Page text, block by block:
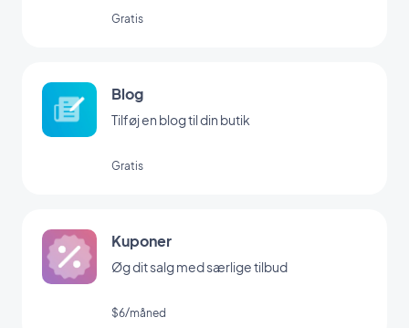
Gratis
Blog
Tilføj en blog til din butik
Gratis
Kuponer
Øg dit salg med særlige tilbud
$6/måned